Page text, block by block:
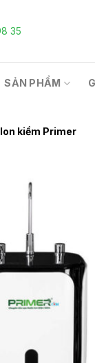
35
SẢN PHẨM
kiềm Primer